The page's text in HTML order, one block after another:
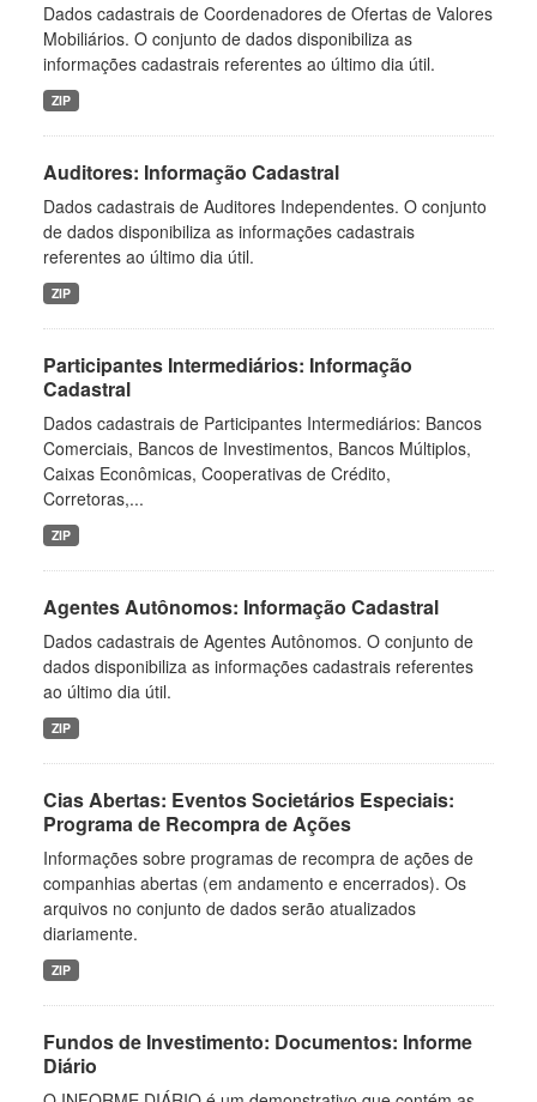
Dados cadastrais de Coordenadores de Ofertas de Valores
Mobiliários. O conjunto de dados disponibiliza as
informações cadastrais referentes ao último dia útil.
ZIP
Auditores: Informação Cadastral
Dados cadastrais de Auditores Independentes. O conjunto
de dados disponibiliza as informações cadastrais
referentes ao último dia útil.
ZIP
Participantes Intermediários: Informação
Cadastral
Dados cadastrais de Participantes Intermediários: Bancos
Comerciais, Bancos de Investimentos, Bancos Múltiplos,
Caixas Econômicas, Cooperativas de Crédito,
Corretoras,...
ZIP
Agentes Autônomos: Informação Cadastral
Dados cadastrais de Agentes Autônomos. O conjunto de
dados disponibiliza as informações cadastrais referentes
ao último dia útil.
ZIP
Cias Abertas: Eventos Societários Especiais:
Programa de Recompra de Ações
Informações sobre programas de recompra de ações de
companhias abertas (em andamento e encerrados). Os
arquivos no conjunto de dados serão atualizados
diariamente.
ZIP
Fundos de Investimento: Documentos: Informe
Diário